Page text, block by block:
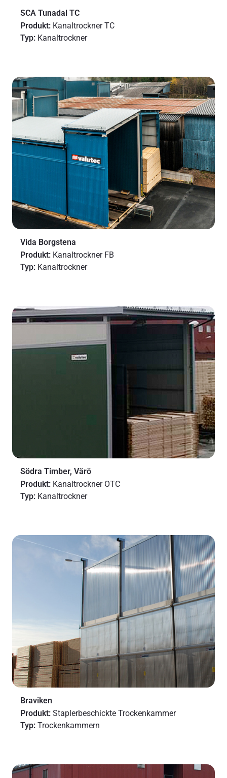
SCA Tunadal TC
Produkt: Kanaltrockner TC
Typ: Kanaltrockner
Vida Borgstena
Produkt: Kanaltrockner FB
Typ: Kanaltrockner
Södra Timber, Värö
Produkt: Kanaltrockner OTC
Typ: Kanaltrockner
Braviken
Produkt: Staplerbeschickte Trockenkammer
Typ: Trockenkammern